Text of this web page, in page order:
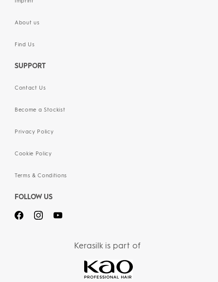
About us
Find Us
SUPPORT
Contact Us
Become a Stockist
Privacy Policy
Cookie Policy
Terms & Conditions
FOLLOW US
Kerasilk is part of